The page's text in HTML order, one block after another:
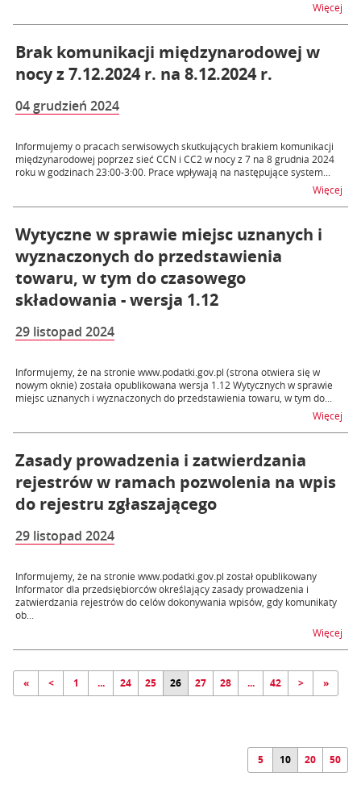
Więcej
Brak komunikacji międzynarodowej w
nocy z 7.12.2024 r. na 8.12.2024 r.
04 grudzień 2024
Informujemy o pracach serwisowych skutkujących brakiem komunikacji
międzynarodowej poprzez sieć CCN i CC2 w nocy z 7 na 8 grudnia 2024
roku w godzinach 23:00-3:00. Prace wpływają na następujące system...
Więcej
Wytyczne w sprawie miejsc uznanych i
wyznaczonych do przedstawienia
towaru, w tym do czasowego
składowania - wersja 1.12
29 listopad 2024
Informujemy, że na stronie www.podatki.gov.pl (strona otwiera się w
nowym oknie) została opublikowana wersja 1.12 Wytycznych w sprawie
miejsc uznanych i wyznaczonych do przedstawienia towaru, w tym do...
Więcej
Zasady prowadzenia i zatwierdzania
rejestrów w ramach pozwolenia na wpis
do rejestru zgłaszającego
29 listopad 2024
Informujemy, że na stronie www.podatki.gov.pl został opublikowany
Informator dla przedsiębiorców określający zasady prowadzenia i
zatwierdzania rejestrów do celów dokonywania wpisów, gdy komunikaty
ob...
Więcej
« < 1 ... 24 25 26 27 28 ... 42 > »
5 10 20 50